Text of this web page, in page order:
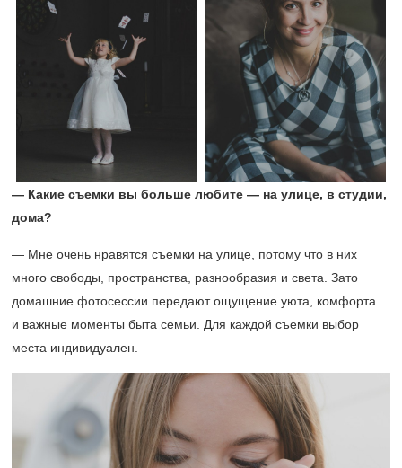
— Какие съемки вы больше любите — на улице, в студии,
дома?
— Мне очень нравятся съемки на улице, потому что в них
много свободы, пространства, разнообразия и света. Зато
домашние фотосессии передают ощущение уюта, комфорта
и важные моменты быта семьи. Для каждой съемки выбор
места индивидуален.